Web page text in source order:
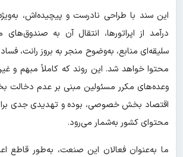
این سند با طراحی نادرست و پیچیده‌اش،
درآمد از اپراتورها، انتقال آن به
سلیقه‌ای منابع، به‌وضوح منجر به بروز رانت،
محتوا خواهد شد. این روند که کاملاً مبهم و
وعده‌های مکرر مسئولین مبنی بر عدم
اقتصاد بخش خصوصی، بوده و تهدیدی جدی
محتوای کشور به‌شمار می‌رود.
ما به‌عنوان فعالان این صنعت، به‌طور قاطع